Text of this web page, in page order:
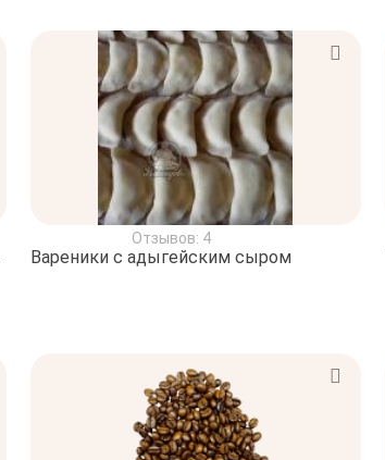
Отзывов: 4
Вареники с адыгейским сыром